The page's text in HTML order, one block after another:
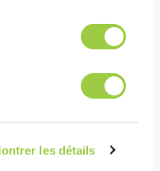
les détails
序